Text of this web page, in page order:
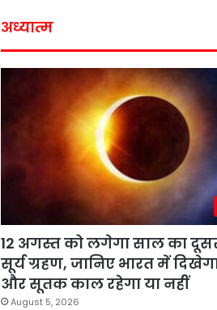
अध्यात्म
12 अगस्त को लगेगा साल का
सूर्य ग्रहण, जानिए भारत में
और सूतक काल रहेगा या नहीं
August 5, 2026